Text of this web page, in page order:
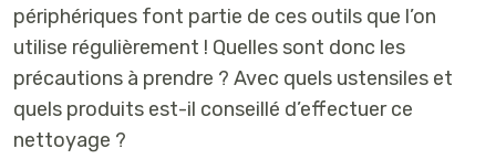
périphériques font partie de ces outils que l’on
utilise régulièrement ! Quelles sont donc les
précautions à prendre ? Avec quels ustensiles et
quels produits est-il conseillé d’effectuer ce
nettoyage ?